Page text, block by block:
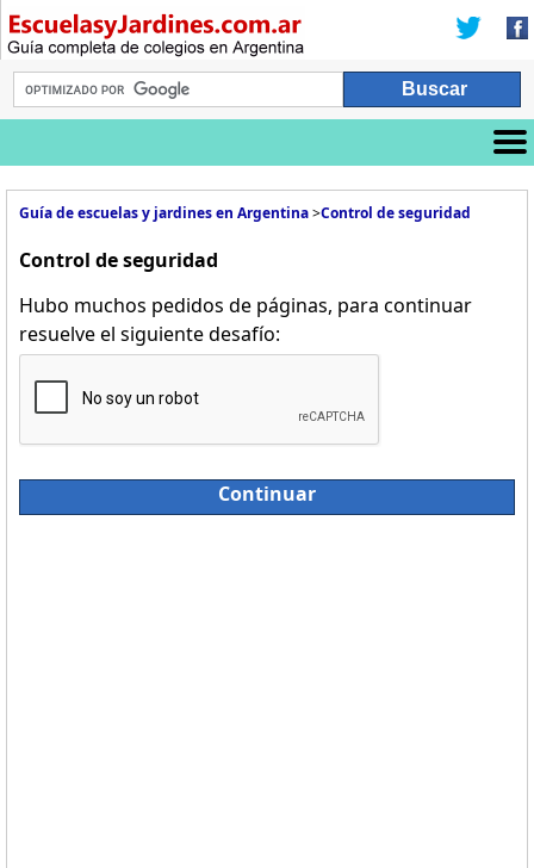
Guía de escuelas y jardines en Argentina>Control de seguridad
Control de seguridad
Hubo muchos pedidos de páginas, para continuar
resuelve el siguiente desafío:
Continuar